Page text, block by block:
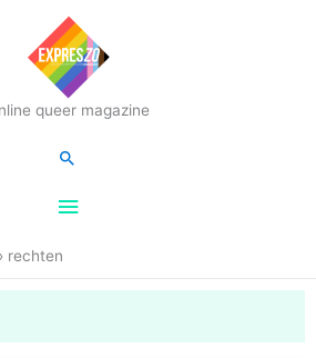
queer magazine
Hoofdmenu
Zoeken
rechten